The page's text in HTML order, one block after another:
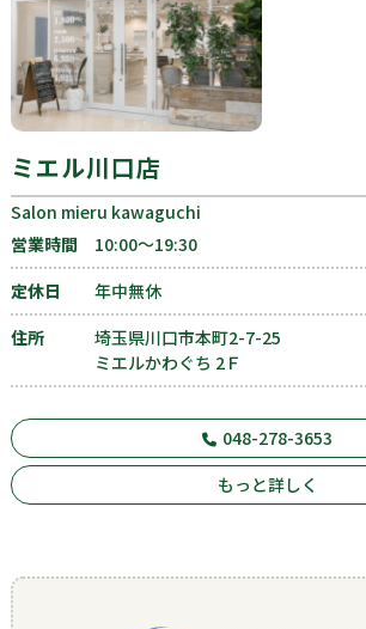
ミエル川口店
Salon mieru kawaguchi
営業時間
10:00〜19:30
定休日
年中無休
住所
埼玉県川口市本町2-7-25
ミエルかわぐち 2Ｆ
048-278-3653
もっと詳しく